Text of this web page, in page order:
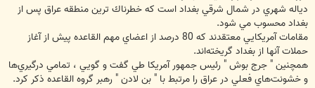
دياله شهري در شمال شرقي بغداد است كه خطرناك ترين منطقه عراق پس از
بغداد محسوب مي شود.
مقامات آمريكايي معتقدند كه 80 درصد از اعضاي مهم القاعده پيش از آغاز
حملات آنها از بغداد گريخته‌اند.
همچنين " جرج بوش " رئيس جمهور آمريكا طي گفت و گويي ، تمامي درگيري‌ها
و خشونت‌هاي فعلي در عراق را مرتبط با " بن لادن " رهبر گروه القاعده ذكر كرد.